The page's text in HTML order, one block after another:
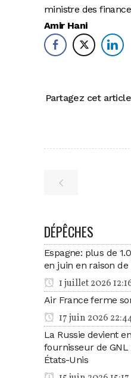
ministre des
Amir Hani
Partagez cet
DÉPÊCHES
Espagne: plus de
en juin en raison
1 juillet 2026
Air France ferme
17 juin 2026
La Russie devient
fournisseur de GNL
États-Unis